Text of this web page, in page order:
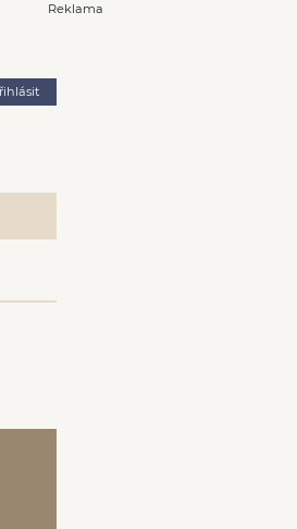
Reklama